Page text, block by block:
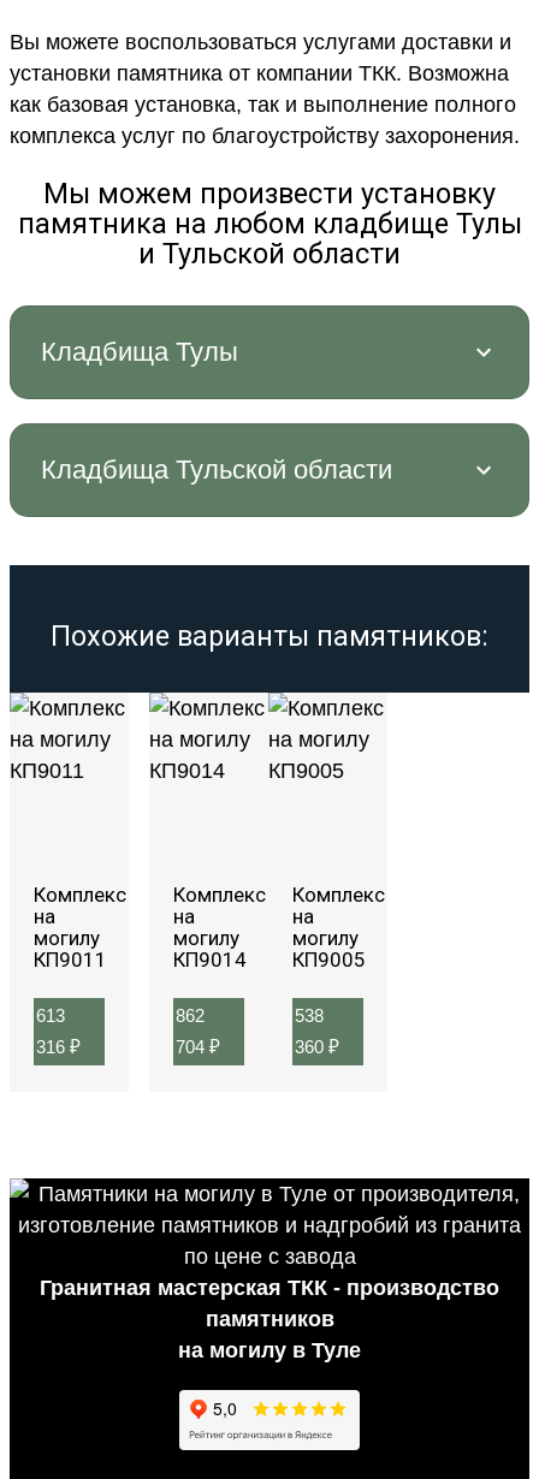
Вы можете воспользоваться услугами доставки и
установки памятника от компании ТКК. Возможна
как базовая установка, так и выполнение полного
комплекса услуг по благоустройству захоронения.
Мы можем произвести установку
памятника на любом кладбище Тулы
и Тульской области
Кладбища Тулы
Кладбища Тульской области
Похожие варианты памятников:
Комплекс
на
могилу
КП9011
613
316 ₽
Комплекс
на
могилу
КП9014
862
704 ₽
Комплекс
на
могилу
КП9005
538
360 ₽
Гранитная мастерская ТКК - производство
памятников
на могилу в Туле